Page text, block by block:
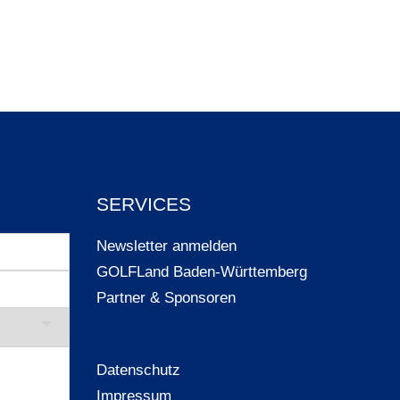
SERVICES
Newsletter anmelden
GOLFLand Baden-Württemberg
Partner & Sponsoren
Datenschutz
Impressum